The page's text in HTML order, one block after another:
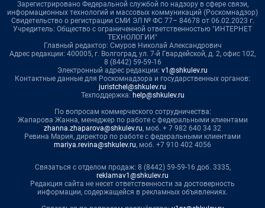
Зарегистрировано Федеральной службой по надзору в сфере связи,
информационных технологий и массовых коммуникаций (Роскомнадзор)
Свидетельство о регистрации СМИ ЭЛ № ФС 77– 84678 от 06.02.2023 г.
Учредитель: Общество с ограниченной ответственностью "ИНТЕРНЕТ
ТЕХНОЛОГИИ"
Главный редактор: Смуров Николай Александрович
Адрес редакции: 400005, г. Волгоград, ул. 7-й Гвардейской, д. 2, офис 102,
8 (8442) 59-59-16
Электронный адрес редакции: v1@shkulev.ru
Контактные данные для Роскомнадзора и государственных органов:
juristchel@shkulev.ru
Техподдержка: help@shkulev.ru
По вопросам коммерческого сотрудничества:
Жапарова Жанна, менеджер по работе с федеральными клиентами
zhanna.zhaparova@shkulev.ru, моб. + 7 982 640 34 32
Ревина Мария, директор по работе с федеральными клиентами
mariya.revina@shkulev.ru, моб. +7 910 402 4056
Связаться с отделом продаж: 8 (8442) 59-59-16 доб. 3335,
reklamav1@shkulev.ru
Редакция сайта не несет ответственности за достоверность
информации, содержащейся в рекламных объявлениях.